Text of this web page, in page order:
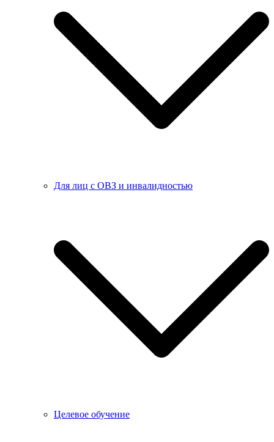
Для лиц с ОВЗ и инвалидностью
Целевое обучение